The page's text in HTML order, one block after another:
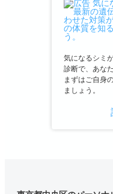
気になるシミ
診断で、あな
まずはご自身
ましょう。